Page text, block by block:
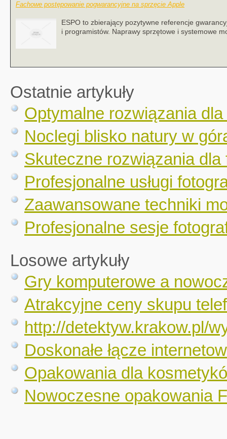
Fachowe postępowanie pogwarancyjne na sprzęcie Apple
ESPO to zbierający pozytywne referencje
i programistów. Naprawy sprzętowe i systemowe
Ostatnie artykuły
Optymalne rozwiązania dla
Noclegi blisko natury w
Skuteczne rozwiązania
Profesjonalne usługi
Zaawansowane techniki
Profesjonalne sesje
Losowe artykuły
Gry komputerowe a
Atrakcyjne ceny skupu
http://detektyw.krakow.pl/
Doskonałe łącze
Opakowania dla
Nowoczesne opakowania